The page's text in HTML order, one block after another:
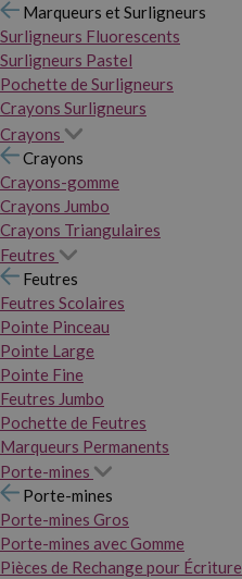
Marqueurs et Surligneurs
Surligneurs Fluorescents
Surligneurs Pastel
Pochette de Surligneurs
Crayons Surligneurs
Crayons
Crayons
Crayons-gomme
Crayons Jumbo
Crayons Triangulaires
Feutres
Feutres
Feutres Scolaires
Pointe Pinceau
Pointe Large
Pointe Fine
Feutres Jumbo
Pochette de Feutres
Marqueurs Permanents
Porte-mines
Porte-mines
Porte-mines Gros
Porte-mines avec Gomme
Pièces de Rechange pour Écriture